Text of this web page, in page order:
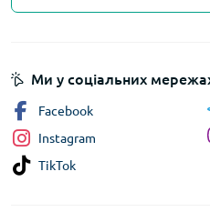
Ми у соціальних
Facebook
Instagram
TikTok